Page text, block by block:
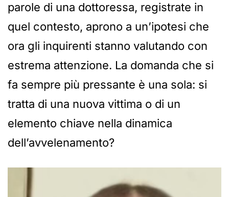
parole di una dottoressa, registrate in
quel contesto, aprono a un’ipotesi che
ora gli inquirenti stanno valutando con
estrema attenzione. La domanda che si
fa sempre più pressante è una sola: si
tratta di una nuova vittima o di un
elemento chiave nella dinamica
dell’avvelenamento?